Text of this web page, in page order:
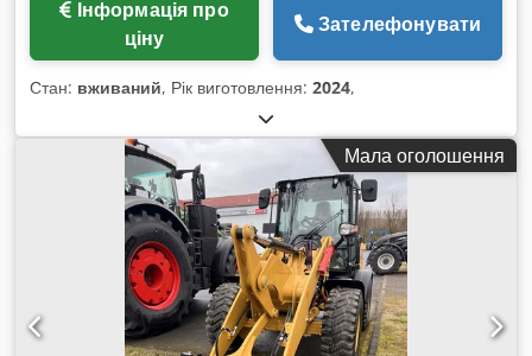
ціну
Зателефонувати
Стан: вживаний, Рік виготовлення: 2024,
Мала оголошення